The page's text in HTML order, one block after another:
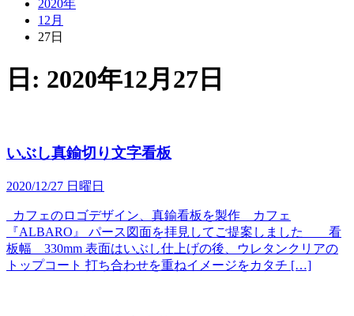
2020年
12月
27日
日: 2020年12月27日
いぶし真鍮切り文字看板
2020/12/27 日曜日
カフェのロゴデザイン、真鍮看板を製作 カフェ
『ALBARO』 パース図面を拝見してご提案しました 看
板幅 330mm 表面はいぶし仕上げの後、ウレタンクリアの
トップコート 打ち合わせを重ねイメージをカタチ […]